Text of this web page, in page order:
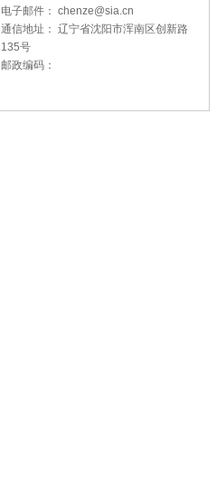
电子邮件： chenze@sia.cn
通信地址： 辽宁省沈阳市浑南区创新路
135号
邮政编码：